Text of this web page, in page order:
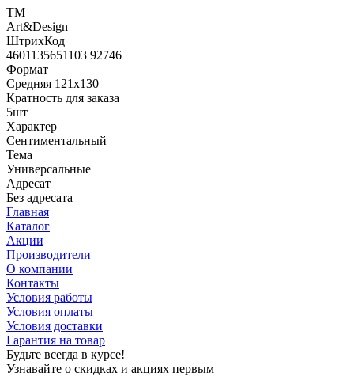
ТМ
Art&Design
ШтрихКод
4601135651103 92746
Формат
Средняя 121х130
Кратность для заказа
5шт
Характер
Сентиментальный
Тема
Универсальные
Адресат
Без адресата
Главная
Каталог
Акции
Производители
О компании
Контакты
Условия работы
Условия оплаты
Условия доставки
Гарантия на товар
Будьте всегда в курсе!
Узнавайте о скидках и акциях первым